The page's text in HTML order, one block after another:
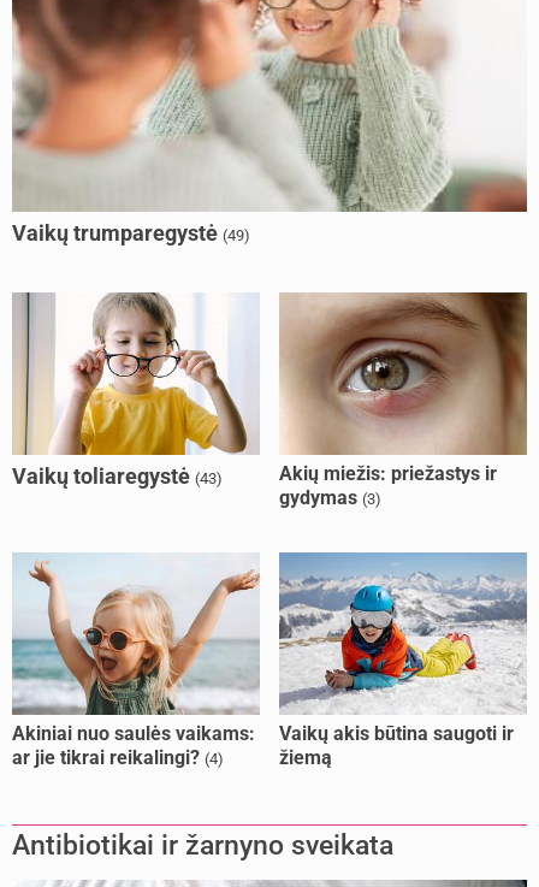
Vaikų trumparegystė (49)
Vaikų toliaregystė (43)
Akių miežis: priežastys ir
gydymas (3)
Akiniai nuo saulės vaikams:
ar jie tikrai reikalingi? (4)
Vaikų akis būtina saugoti ir
žiemą
Antibiotikai ir žarnyno sveikata